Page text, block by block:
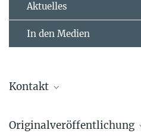
Aktuelles
In den Medien
Kontakt
International Fieldwork Coordinator
Originalveröffentlichung